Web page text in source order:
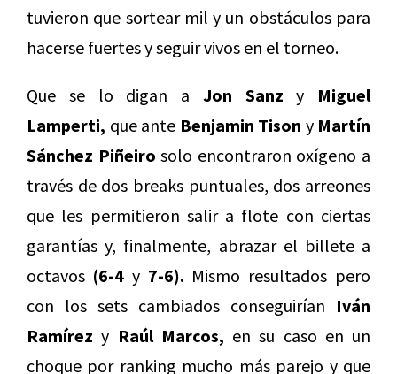
tuvieron que sortear mil y un obstáculos para
hacerse fuertes y seguir vivos en el torneo.
Que se lo digan a Jon Sanz y Miguel
Lamperti, que ante Benjamin Tison y Martín
Sánchez Piñeiro solo encontraron oxígeno a
través de dos breaks puntuales, dos arreones
que les permitieron salir a flote con ciertas
garantías y, finalmente, abrazar el billete a
octavos (6-4y 7-6). Mismo resultados pero
con los sets cambiados conseguirían Iván
Ramírez y Raúl Marcos, en su caso en un
choque por ranking mucho más parejo y que